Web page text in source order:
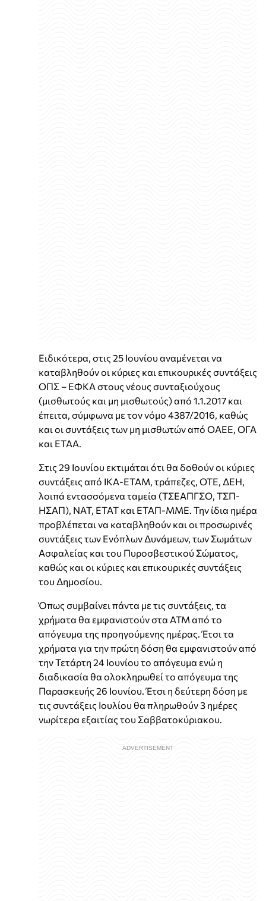
Ειδικότερα, στις 25 Ιουνίου αναμένεται να
καταβληθούν οι κύριες και επικουρικές συντάξεις
ΟΠΣ – ΕΦΚΑ στους νέους συνταξιούχους
(μισθωτούς και μη μισθωτούς) από 1.1.2017 και
έπειτα, σύμφωνα με τον νόμο 4387/2016, καθώς
και οι συντάξεις των μη μισθωτών από ΟΑΕΕ, ΟΓΑ
και ΕΤΑΑ.
Στις 29 Ιουνίου εκτιμάται ότι θα δοθούν οι κύριες
συντάξεις από ΙΚΑ-ΕΤΑΜ, τράπεζες, ΟΤΕ, ΔΕΗ,
λοιπά εντασσόμενα ταμεία (ΤΣΕΑΠΓΣΟ, ΤΣΠ-
ΗΣΑΠ), ΝΑΤ, ΕΤΑΤ και ΕΤΑΠ-ΜΜΕ. Την ίδια ημέρα
προβλέπεται να καταβληθούν και οι προσωρινές
συντάξεις των Ενόπλων Δυνάμεων, των Σωμάτων
Ασφαλείας και του Πυροσβεστικού Σώματος,
καθώς και οι κύριες και επικουρικές συντάξεις
του Δημοσίου.
Όπως συμβαίνει πάντα με τις συντάξεις, τα
χρήματα θα εμφανιστούν στα ΑΤΜ από το
απόγευμα της προηγούμενης ημέρας. Έτσι τα
χρήματα για την πρώτη δόση θα εμφανιστούν από
την Τετάρτη 24 Ιουνίου το απόγευμα ενώ η
διαδικασία θα ολοκληρωθεί το απόγευμα της
Παρασκευής 26 Ιουνίου. Έτσι η δεύτερη δόση με
τις συντάξεις Ιουλίου θα πληρωθούν 3 ημέρες
νωρίτερα εξαιτίας του Σαββατοκύριακου.